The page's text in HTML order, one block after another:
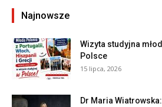
Najnowsze
Wizyta studyjna
Polsce
15 lipca, 2026
Dr Maria